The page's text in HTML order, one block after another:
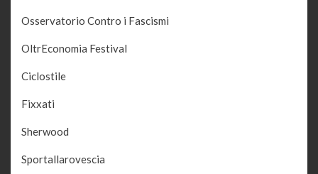
Osservatorio Contro i Fascismi
OltrEconomia Festival
Ciclostile
Fixxati
Sherwood
Sportallarovescia